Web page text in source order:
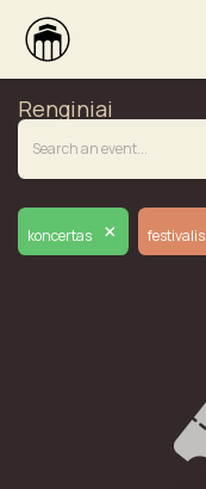
Renginiai
koncertas × festivalis